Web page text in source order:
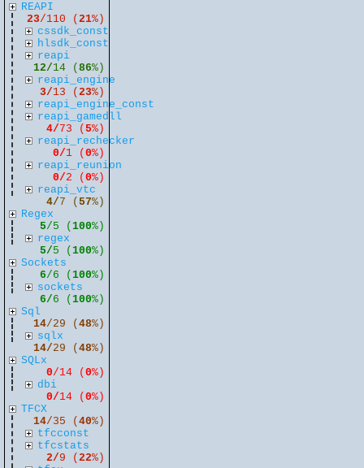
REAPI
23/110 (21%)
cssdk_const
hlsdk_const
reapi
12/14 (86%)
reapi_engine
3/13 (23%)
reapi_engine_const
reapi_gamedll
4/73 (5%)
reapi_rechecker
0/1 (0%)
reapi_reunion
0/2 (0%)
reapi_vtc
4/7 (57%)
Regex
5/5 (100%)
regex
5/5 (100%)
Sockets
6/6 (100%)
sockets
6/6 (100%)
Sql
14/29 (48%)
sqlx
14/29 (48%)
SQLx
0/14 (0%)
dbi
0/14 (0%)
TFCX
14/35 (40%)
tfcconst
tfcstats
2/9 (22%)